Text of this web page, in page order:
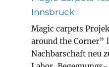
Innsbruck
Magic carpets
around the Corner”
Nachbarschaft neu